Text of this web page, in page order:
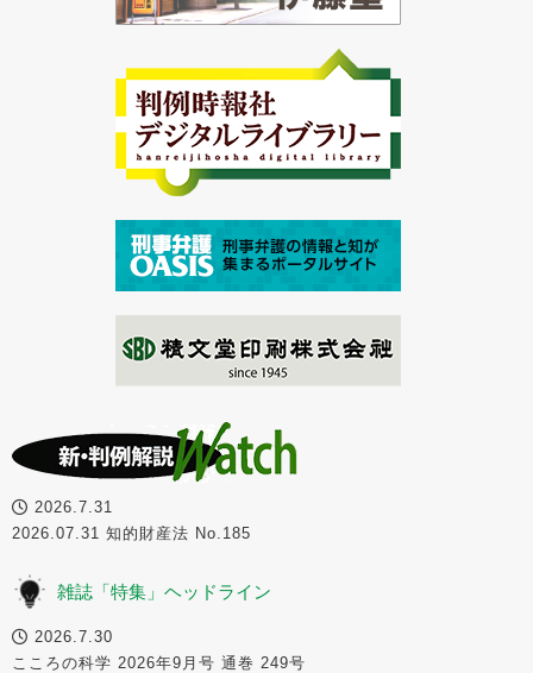
2026.7.31
2026.07.31 知的財産法 No.185
雑誌「特集」ヘッドライン
2026.7.30
こころの科学 2026年9月号 通巻 249号